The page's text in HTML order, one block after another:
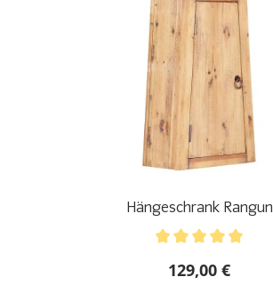
Hängeschrank Rangun
129,00 €